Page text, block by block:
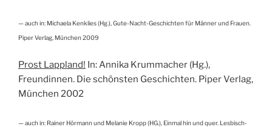
— auch in: Michaela Kenklies (Hg.), Gute-Nacht-Geschichten für Männer und Frauen.
Piper Verlag, München 2009
Prost Lappland! In: Annika Krummacher (Hg.),
Freundinnen. Die schönsten Geschichten. Piper Verlag,
München 2002
— auch in: Rainer Hörmann und Melanie Kropp (HG.), Einmal hin und quer. Lesbisch-